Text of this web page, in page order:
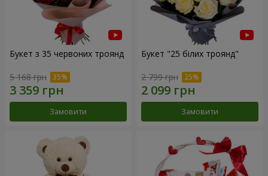
Букет з 35 червоних троянд
5 168 грн
Замовити
Букет "25 білих троянд"
2 799 грн
Замовити